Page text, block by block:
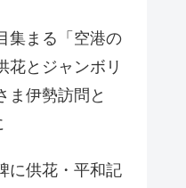
集まる「空港の
花とジャンボリ
伊勢訪問と
に供花・平和記